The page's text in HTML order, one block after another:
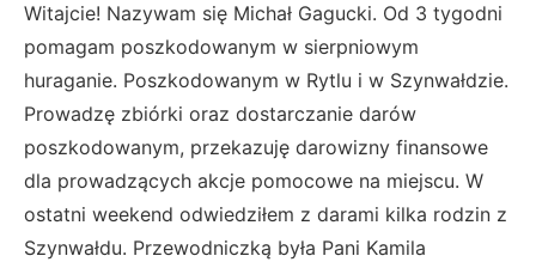
Witajcie! Nazywam się Michał Gagucki. Od 3 tygodni
pomagam poszkodowanym w sierpniowym
huraganie. Poszkodowanym w Rytlu i w Szynwałdzie.
Prowadzę zbiórki oraz dostarczanie darów
poszkodowanym, przekazuję darowizny finansowe
dla prowadzących akcje pomocowe na miejscu. W
ostatni weekend odwiedziłem z darami kilka rodzin z
Szynwałdu. Przewodniczką była Pani Kamila